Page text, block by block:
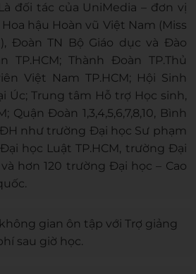
Là đối tác của UniMedia – đơn vị
hậu Hoàn vũ Việt Nam (Miss
Đoàn TN Bộ Giáo dục và Đào
TP.HCM; Thành Đoàn TP.Thủ
Việt Nam TP.HCM; Hội Sinh
Úc; Trung tâm Hỗ trợ Học sinh,
Quận Đoàn 1,3,4,5,6,7,8,10, Bình
như trường Đại học Sư phạm
học Luật TP.HCM, trường Đại
và hơn 120 trường Đại học – Cao
không gian ôn tập với Trợ giảng
sau giờ học.